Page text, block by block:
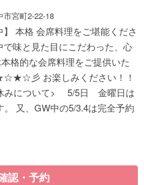
市宮町2-22-18
】 本格 会席料理をご堪能くださ
で味と見た目にこだわった、心
格的な会席料理をご提供いた
彡 お楽しみください！！
みについて> 5/5日 金曜日は
又、GW中の5/3.4は完全予約
認・予約